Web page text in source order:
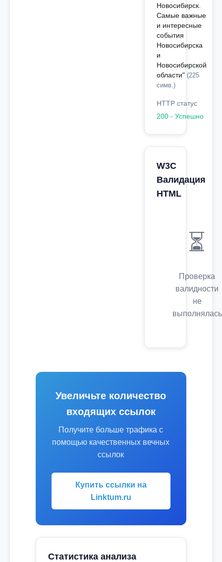
Новосибирск.
Самые важные
и интересные
события
Новосибирска
и
Новосибирской
области" (225
симв.)
HTTP статус
200 - Успешно
W3C
Валидация
HTML
⏳
Проверка
валидности
не
выполнялась
Увеличьте количество
входящих ссылок
Получите больше трафика с
помощью качественных вечных
ссылок
Купить ссылки на
Linktum.ru
Статистика анализа